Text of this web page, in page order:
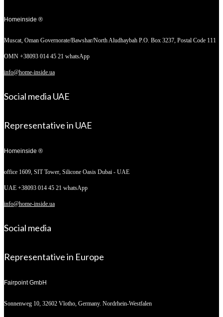
Homeinside ®
Muscat, Oman Governorate/Bawshar/North Aludhaybah P.O. Box 3237, Postal Code 111
OMN +38093 014 45 21 whatsApp
info@home-inside.ua
Social media UAE
Representative in UAE
Homeinside ®
office 1609, SIT Tower, Silicone Oasis Dubai - UAE
UAE +38093 014 45 21 whatsApp
info@home-inside.ua
Social media
Representative in Europe
Fairpoint GmbH
Sonnenweg 10, 32602 Vlotho, Germany. Nordrhein-Westfalen